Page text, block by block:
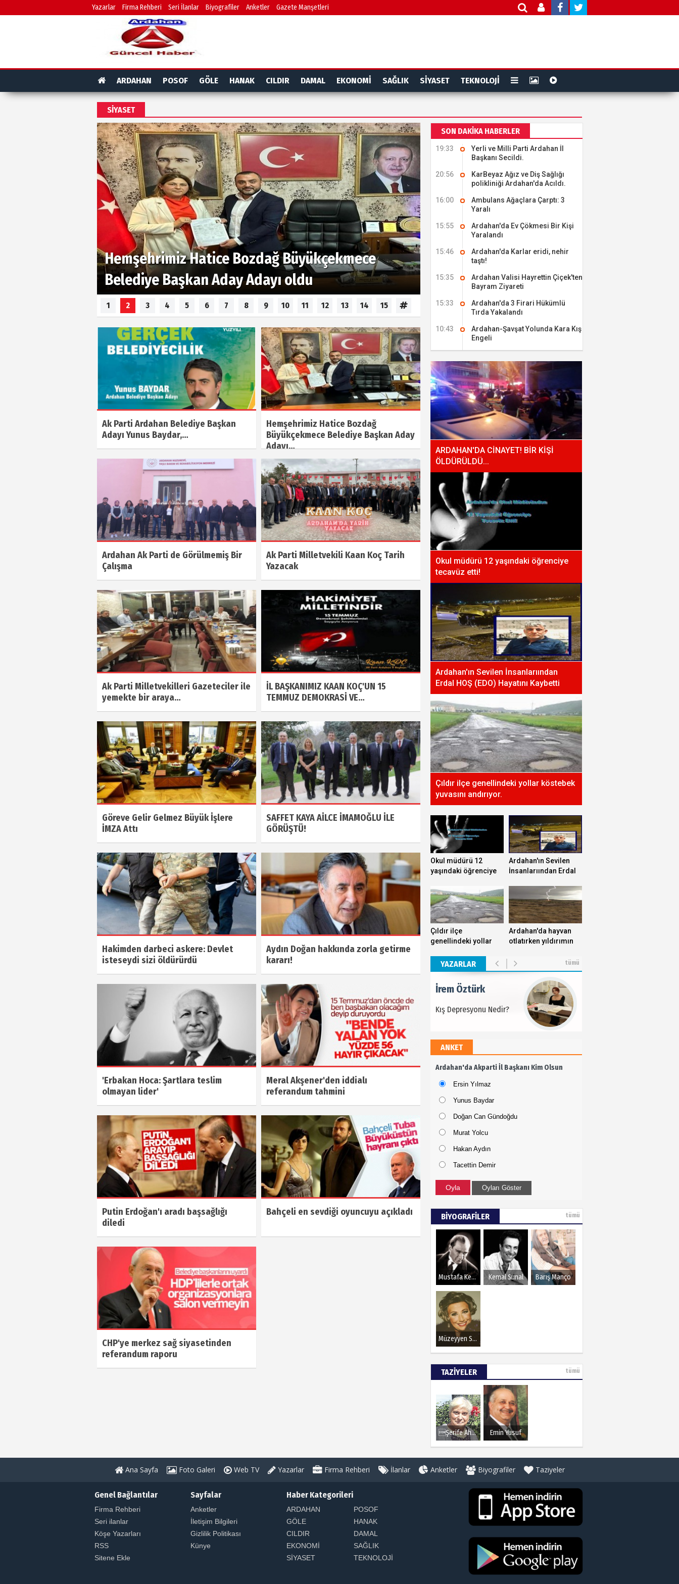
Yazarlar Firma Rehberi Seri İlanlar Biyografiler Anketler Gazete Manşetleri
ARDAHAN POSOF GÖLE HANAK CILDIR DAMAL EKONOMİ SAĞLIK SİYASET TEKNOLOJİ
SİYASET
Hemşehrimiz Hatice Bozdağ Büyükçekmece
Belediye Başkan Aday Adayı oldu
1 2 3 4 5 6 7 8 9 10 11 12 13 14 15
Ak Parti Ardahan Belediye Başkan
Adayı Yunus Baydar,…
Hemşehrimiz Hatice Bozdağ
Büyükçekmece Belediye Başkan Aday
Adayı…
Ardahan Ak Parti de Görülmemiş Bir
Çalışma
Ak Parti Milletvekili Kaan Koç Tarih
Yazacak
Ak Parti Milletvekilleri Gazeteciler ile
yemekte bir araya…
İL BAŞKANIMIZ KAAN KOÇ'UN 15
TEMMUZ DEMOKRASİ VE…
Göreve Gelir Gelmez Büyük İşlere
İMZA Attı
SAFFET KAYA AİLCE İMAMOĞLU İLE
GÖRÜŞTÜ!
Hakimden darbeci askere: Devlet
isteseydi sizi öldürürdü
Aydın Doğan hakkında zorla getirme
kararı!
'Erbakan Hoca: Şartlara teslim
olmayan lider'
Meral Akşener'den iddialı
referandum tahmini
Putin Erdoğan'ı aradı başsağlığı
diledi
Bahçeli en sevdiği oyuncuyu açıkladı
CHP'ye merkez sağ siyasetinden
referandum raporu
SON DAKİKA HABERLER
19:33
Yerli ve Milli Parti Ardahan İl
Başkanı Secildi.
20:56
KarBeyaz Ağız ve Diş Sağlığı
polikliniği Ardahan'da Acıldı.
16:00
Ambulans Ağaçlara Çarptı: 3
Yaralı
15:55
Ardahan'da Ev Çökmesi Bir Kişi
Yaralandı
15:46
Ardahan'da Karlar eridi, nehir
taştı!
15:35
Ardahan Valisi Hayrettin Çiçek'ten
Bayram Ziyareti
15:33
Ardahan'da 3 Firari Hükümlü
Tırda Yakalandı
10:43
Ardahan-Şavşat Yolunda Kara Kış
Engeli
ARDAHAN'DA CİNAYET! BİR KİŞİ
ÖLDÜRÜLDÜ...
Okul müdürü 12 yaşındaki öğrenciye
tecavüz etti!
Ardahan'ın Sevilen İnsanlarıından
Erdal HOŞ (EDO) Hayatını Kaybetti
Çıldır ilçe genellindeki yollar köstebek
yuvasını andırıyor.
Okul müdürü 12
yaşındaki öğrenciye
Ardahan'ın Sevilen
İnsanlarıından Erdal
Çıldır ilçe
genellindeki yollar
andırıyor.
Ardahan'da hayvan
otlatırken yıldırımın
yaşamını yitirdi.
YAZARLAR tümü
Kış Depresyonu Nedir?
İrem Öztürk
Kış Depresyonu Nedir?
İrem Öztürk
Kış Depresyonu Nedir?
İrem Öztürk
ANKET
Ardahan'da Akparti İl Başkanı Kim Olsun
Ersin Yılmaz
Yunus Baydar
Doğan Can Gündoğdu
Murat Yolcu
Hakan Aydın
Tacettin Demir
Oyla Oyları Göster
BİYOGRAFİLER tümü
Mustafa Kemal Atatürk Kemal Sunal Barış Manço
Müzeyyen Senar
TAZİYELER tümü
Şerife Ahmet Emin Yusuf
Ana Sayfa Foto Galeri Web TV Yazarlar Firma Rehberi İlanlar Anketler Biyografiler Taziyeler
Genel Bağlantılar
Firma Rehberi
Seri ilanlar
Köşe Yazarları
RSS
Sitene Ekle
Sayfalar
Anketler
İletişim Bilgileri
Gizlilik Politikası
Künye
Haber Kategorileri
ARDAHAN
POSOF
GÖLE
HANAK
CILDIR
DAMAL
EKONOMİ
SAĞLIK
SİYASET
TEKNOLOJİ